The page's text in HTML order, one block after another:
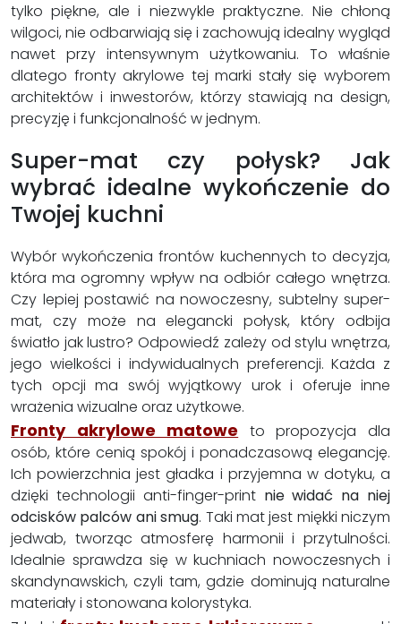
tylko piękne, ale i niezwykle praktyczne. Nie chłoną
wilgoci, nie odbarwiają się i zachowują idealny wygląd
nawet przy intensywnym użytkowaniu. To właśnie
dlatego fronty akrylowe tej marki stały się wyborem
architektów i inwestorów, którzy stawiają na design,
precyzję i funkcjonalność w jednym.
Super-mat czy połysk? Jak
wybrać idealne wykończenie do
Twojej kuchni
Wybór wykończenia frontów kuchennych to decyzja,
która ma ogromny wpływ na odbiór całego wnętrza.
Czy lepiej postawić na nowoczesny, subtelny super-
mat, czy może na elegancki połysk, który odbija
światło jak lustro? Odpowiedź zależy od stylu wnętrza,
jego wielkości i indywidualnych preferencji. Każda z
tych opcji ma swój wyjątkowy urok i oferuje inne
wrażenia wizualne oraz użytkowe.
Fronty akrylowe matowe to propozycja dla
osób, które cenią spokój i ponadczasową elegancję.
Ich powierzchnia jest gładka i przyjemna w dotyku, a
dzięki technologii anti-finger-print nie widać na niej
odcisków palców ani smug. Taki mat jest miękki niczym
jedwab, tworząc atmosferę harmonii i przytulności.
Idealnie sprawdza się w kuchniach nowoczesnych i
skandynawskich, czyli tam, gdzie dominują naturalne
materiały i stonowana kolorystyka.